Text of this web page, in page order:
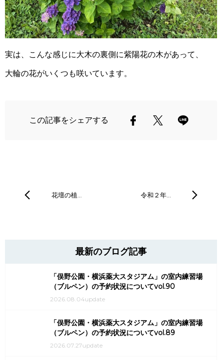
実は、こんな感じに大木の裏側に紫陽花の木があって、
大輪の花がいくつも咲いています。
この記事をシェアする
花壇の植… 令和２年…
最新のブログ記事
「俣野公園・横浜薬大スタジアム」の室内練習場
（ブルペン）の予約状況についてvol.90
2026.08.04update
「俣野公園・横浜薬大スタジアム」の室内練習場
（ブルペン）の予約状況についてvol.89
2026.07.27update